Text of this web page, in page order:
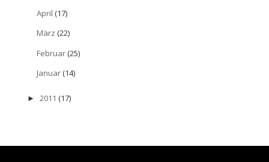
April (17)
März (22)
Februar(25)
Januar(14)
► 2011 (17)